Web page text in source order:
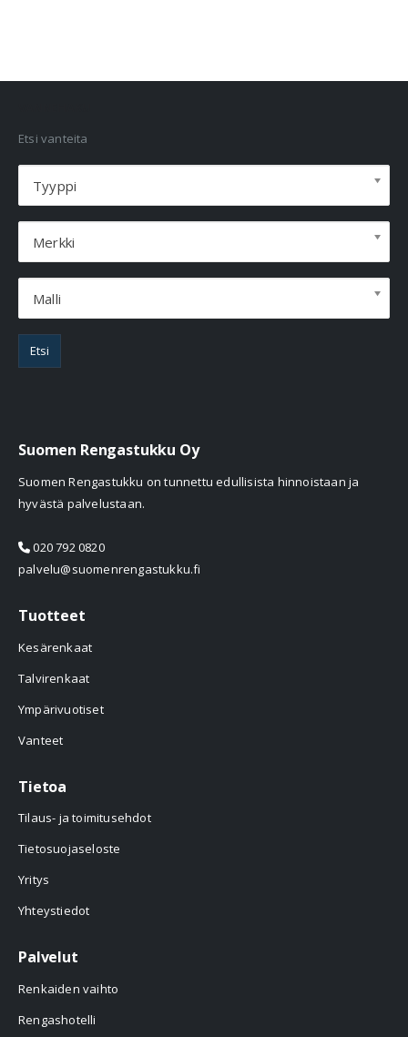
Etsi vanteita
Tyyppi
Merkki
Malli
Etsi
Suomen Rengastukku Oy
Suomen Rengastukku on tunnettu edullisista hinnoistaan ja
hyvästä palvelustaan.
020 792 0820
palvelu@suomenrengastukku.fi
Tuotteet
Kesärenkaat
Talvirenkaat
Ympärivuotiset
Vanteet
Tietoa
Tilaus- ja toimitusehdot
Tietosuojaseloste
Yritys
Yhteystiedot
Palvelut
Renkaiden vaihto
Rengashotelli